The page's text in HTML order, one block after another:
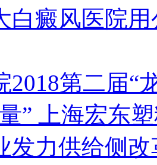
白癜风医院
2018第二届“
” 上海宏东
发力供给侧